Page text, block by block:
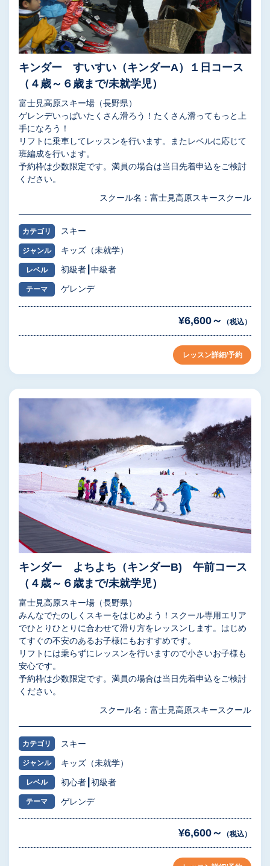
キンダー すいすい（キンダーA）１日コース
（４歳～６歳まで/未就学児）
富士見高原スキー場（長野県）
ゲレンデいっぱいたくさん滑ろう！たくさん滑ってもっと上
手になろう！
リフトに乗車してレッスンを行います。またレベルに応じて
班編成を行います。
予約枠は少数限定です。満員の場合は当日先着申込をご検討
ください。
スクール名：富士見高原スキースクール
カテゴリ スキー
ジャンル キッズ（未就学）
レベル 初級者 中級者
テーマ ゲレンデ
¥6,600～ （税込）
レッスン詳細/予約
キンダー よちよち（キンダーB) 午前コース
（４歳～６歳まで/未就学児）
富士見高原スキー場（長野県）
みんなでたのしくスキーをはじめよう！スクール専用エリア
でひとりひとりに合わせて滑り方をレッスンします。はじめ
てすぐの不安のあるお子様にもおすすめです。
リフトには乗らずにレッスンを行いますので小さいお子様も
安心です。
予約枠は少数限定です。満員の場合は当日先着申込をご検討
ください。
スクール名：富士見高原スキースクール
カテゴリ スキー
ジャンル キッズ（未就学）
レベル 初心者 初級者
テーマ ゲレンデ
¥6,600～ （税込）